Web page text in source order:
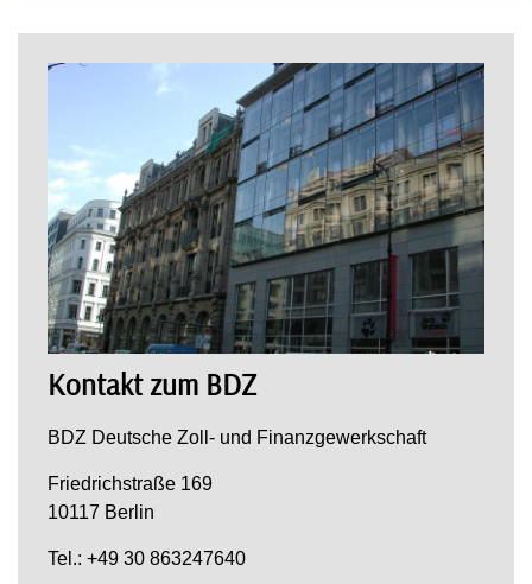
Kontakt zum BDZ
BDZ Deutsche Zoll- und Finanzgewerkschaft
Friedrichstraße 169
10117 Berlin
Tel.: +49 30 863247640